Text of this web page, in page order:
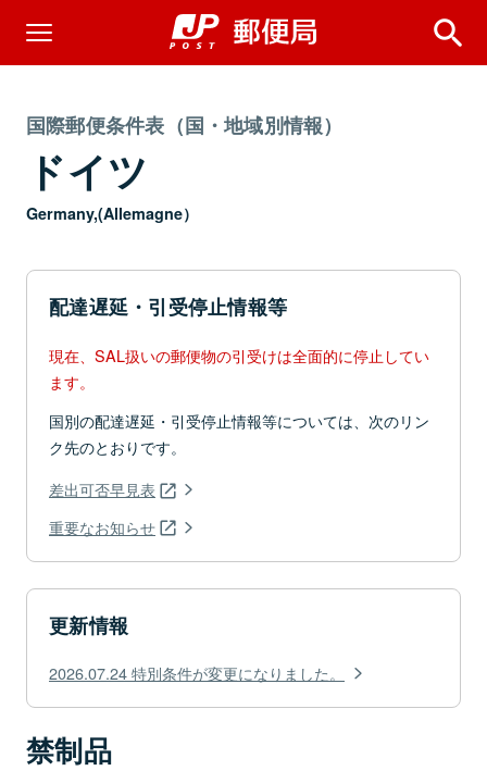
国際郵便条件表（国・地域別情報）
ドイツ
Germany,(Allemagne）
配達遅延・引受停止情報等
現在、SAL扱いの郵便物の引受けは全面的に停止してい
ます。
国別の配達遅延・引受停止情報等については、次のリン
ク先のとおりです。
差出可否早見表
重要なお知らせ
更新情報
2026.07.24 特別条件が変更になりました。
禁制品